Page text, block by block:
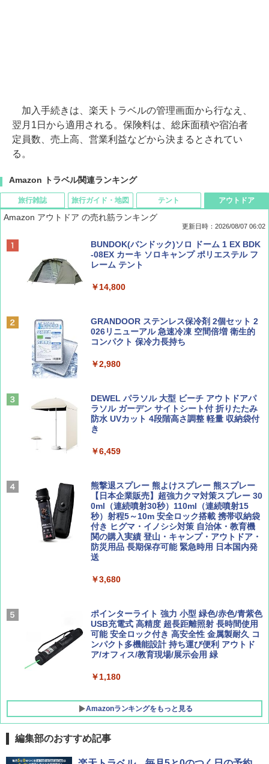
加入手続きは、楽天トラベルの管理画面から行なえ、
翌月1日から適用される。保険料は、総床面積や宿泊者
定員数、売上高、営業利益などから決まるとされてい
る。
Amazon トラベル関連ランキング
旅行雑誌
ディズニーファン ２０２６年 ９月号 [雑
誌] (ＤＩＳＮＥＹ ＦＡＮ)
BE-PAL(ビ-パル) 2026年 9 月号【特別付録:
SOTO ミニマル"旅"財布 ランダム2種】
山と溪谷 2026年8月号「南アルプス大全」
￥1,540
￥1,540
AIRLINE（エアライン）2026年9月号【特
集】ボーイング110周年を祝して！
￥1,760
旅行ガイド・地図
D40 地球の歩き方 チェンマイ タイ北部の魅
力的な町 2026～2027 地球の歩き方D アジア
A09 地球の歩き方 イタリア 2026～2027 地
球の歩き方A ヨーロッパ
地球の歩き方 スター・ウォーズ
￥2,695
ァキア 2026～2027 地球の歩き方A ヨーロッ
パ
￥2,277
新しい日本地理 地図・統計・移動から読み
解く (講談社現代新書)
￥1,540
テント
[キャンパーズコレクション 山善] ポップアッ
プテント 傘みたいに広げて畳める パッとサ
ッとサンシェード キューブ フルクローズ メ
&ハイキング カーキ PATC-150(KH)
PYKES PEAK (パイクスピーク) 着替えテン
人用 折りたたみ 防災グッズ 災害用トイレ ビ
￥4,980
テント ワンタッチ RENEW 幅200 2-3人用 43
￥5,999
[キャンパーズコレクション 山善] 傘みたいに
広げるだけ パッとサッとテント ブラックコ
ーティング フルクローズ メッシュ 3-4人用
簡単設置 ポップアップテント エクルベージ
ュ(BC仕様) PATC-150B(EB)
￥9,990
[キャンパーズコレクション 山善] 傘みたいに
広げるだけ パッとサッとテント キューブ ブ
ラックコーティング フルクローズ メッシュ 3
人用 簡単設置 ポップアップテント PATC-15
0B エクルベージュ
￥10,990
アウトドア
Amazon アウトドア の売れ筋ランキング
更新日時：2026/08/07 06:02
BUNDOK(バンドック)ソロ ドーム 1 EX BDK
-08EX カーキ ソロキャンプ ポリエステル フ
レーム テント
￥14,800
GRANDOOR ステンレス保冷剤 2個セット 2
026リニューアル 急速冷凍 空間倍増 衛生的
コンパクト 保冷力長持ち
￥2,980
DEWEL パラソル 大型 ビーチ アウトドアパ
ラソル ガーデン サイトシート付 折りたたみ
防水 UVカット 4段階高さ調整 軽量 収納袋付
き
￥6,459
熊撃退スプレー 熊よけスプレー 熊スプレー
【日本企業販売】超強力クマ対策スプレー 30
0ml（連続噴射30秒）110ml（連続噴射15
秒）射程5～10m 安全ロック搭載 携帯収納袋
付き ヒグマ・イノシシ対策 自治体・教育機
関の購入実績 登山・キャンプ・アウトドア・
防災用品 長期保存可能 緊急時用 日本国内発
送
￥3,680
ポインターライト 強力 小型 緑色/赤色/青紫色
USB充電式 高精度 超長距離照射 長時間使用
可能 安全ロック付き 高安全性 金属製耐久 コ
ンパクト多機能設計 持ち運び便利 アウトド
ア/オフィス/教育現場/展示会用 緑
￥1,180
Amazonランキングをもっと見る
編集部のおすすめ記事